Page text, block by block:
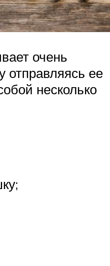
очень
отправляясь ее
несколько